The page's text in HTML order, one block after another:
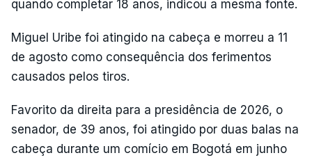
quando completar 18 anos, indicou a mesma fonte.
Miguel Uribe foi atingido na cabeça e morreu a 11
de agosto como consequência dos ferimentos
causados pelos tiros.
Favorito da direita para a presidência de 2026, o
senador, de 39 anos, foi atingido por duas balas na
cabeça durante um comício em Bogotá em junho